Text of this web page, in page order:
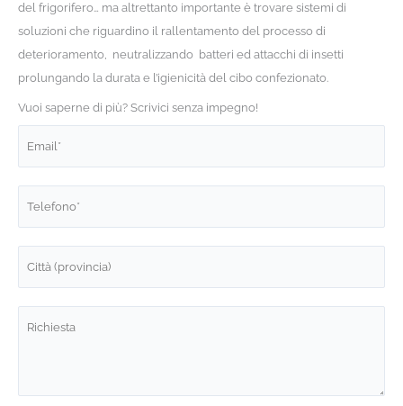
del frigorifero… ma altrettanto importante è trovare sistemi di
soluzioni che riguardino il rallentamento del processo di
deterioramento, neutralizzando batteri ed attacchi di insetti
prolungando la durata e l’igienicità del cibo confezionato.
Vuoi saperne di più? Scrivici senza impegno!